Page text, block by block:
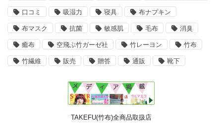
口コミ 吸湿力 寝具 布ナプキン
布マスク 抗菌 敏感肌 毛布 消臭
癒布 空飛ぶ竹ガーゼ社 竹レーヨン 竹布
竹繊維 販売 贈答 通販 靴下
TAKEFU(竹布)全商品取扱店